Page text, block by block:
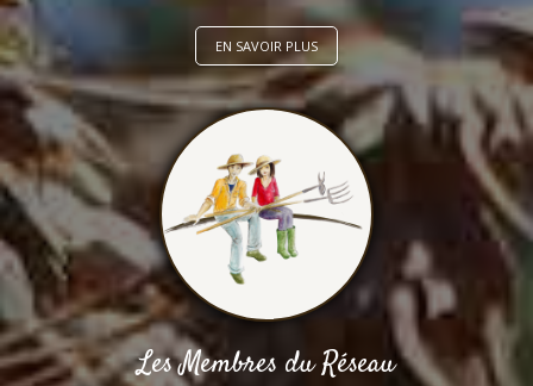
EN SAVOIR PLUS
Les Membres du Réseau